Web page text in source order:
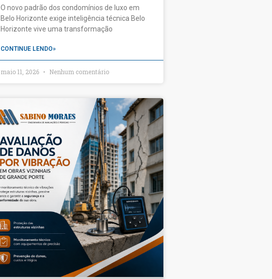
O novo padrão dos condomínios de luxo em
Belo Horizonte exige inteligência técnica Belo
Horizonte vive uma transformação
CONTINUE LENDO»
maio 11, 2026 Nenhum comentário